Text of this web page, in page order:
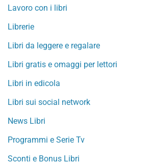
Lavoro con i libri
Librerie
Libri da leggere e regalare
Libri gratis e omaggi per lettori
Libri in edicola
Libri sui social network
News Libri
Programmi e Serie Tv
Sconti e Bonus Libri